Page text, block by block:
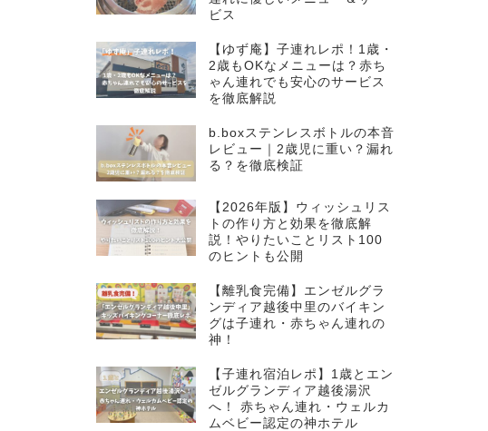
ビス
【ゆず庵】子連れレポ！1歳・
2歳もOKなメニューは？赤ち
ゃん連れでも安心のサービス
を徹底解説
b.boxステンレスボトルの本音
レビュー｜2歳児に重い？漏れ
る？を徹底検証
【2026年版】ウィッシュリス
トの作り方と効果を徹底解
説！やりたいことリスト100
のヒントも公開
【離乳食完備】エンゼルグラ
ンディア越後中里のバイキン
グは子連れ・赤ちゃん連れの
神！
【子連れ宿泊レポ】1歳とエン
ゼルグランディア越後湯沢
へ！ 赤ちゃん連れ・ウェルカ
ムベビー認定の神ホテル